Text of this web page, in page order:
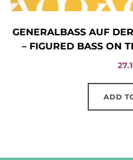
GENERALBASS AUF DER
FIGURED BASS ON
ADD